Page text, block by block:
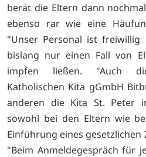
berät die Eltern dann
ebenso rar wie eine
"Unser Personal ist
bislang nur einen Fall von
impfen ließen. "Auch
Katholischen Kita gGmbH
anderen die Kita St. Peter
sowohl bei den Eltern wie
Einführung eines
"Beim Anmeldegespräch für